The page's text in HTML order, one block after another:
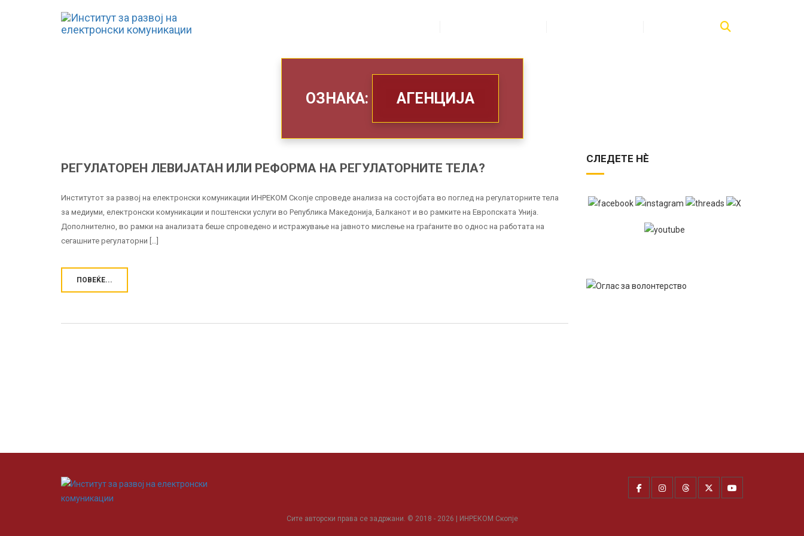
ОЗНАКА: АГЕНЦИЈА
РЕГУЛАТОРЕН ЛЕВИЈАТАН ИЛИ РЕФОРМА НА РЕГУЛАТОРНИТЕ ТЕЛА?
Институтот за развој на електронски комуникации ИНРЕКОМ Скопје спроведе анализа на состојбата во поглед на регулаторните тела
за медиуми, електронски комуникации и поштенски услуги во Република Македонија, Балканот и во рамките на Европската Унија.
Дополнително, во рамки на анализата беше спроведено и истражување на јавното мислење на граѓаните во однос на работата на
сегашните регулаторни […]
ПОВЕЌЕ...
СЛЕДЕТЕ НЀ
Сите авторски права се задржани. © 2018 - 2026 | ИНРЕКОМ Скопје